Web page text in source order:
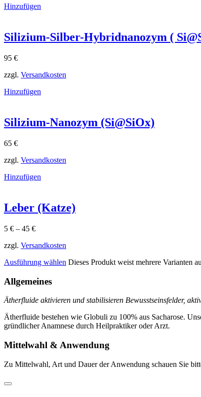
Hinzufügen
Silizium-Silber-Hybridnanozym (
95 €
zzgl. Versandkosten
Hinzufügen
Silizium-Nanozym (Si@SiOx)
65 €
zzgl. Versandkosten
Hinzufügen
Leber (Katze)
5 € – 45 €
zzgl. Versandkosten
Ausführung wählen Dieses Produkt weist mehrere Varianten
Allgemeines
Ätherfluide aktivieren und stabilisieren Bewusstseinsfelder,
Ätherfluide bestehen wie Globuli zu 100% aus Sacharose.
gründlicher Anamnese durch Heilpraktiker oder Arzt.
Mittelwahl & Anwendung
Zu Mittelwahl, Art und Dauer der Anwendung schauen Sie